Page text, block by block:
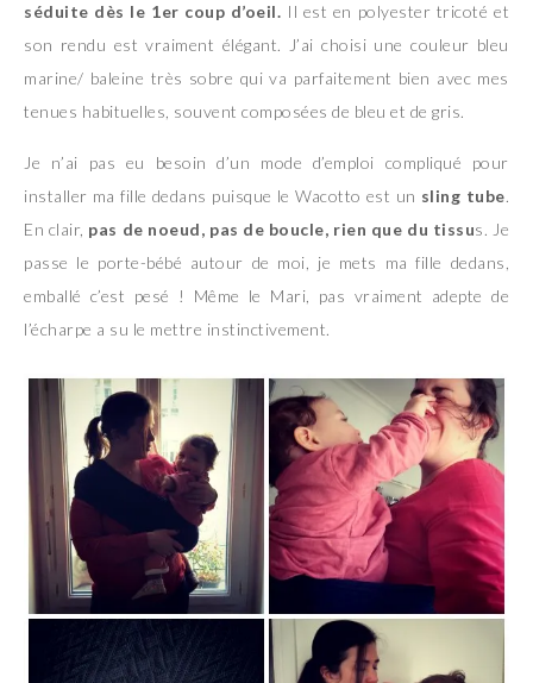
séduite dès le 1er coup d’oeil. Il est en polyester tricoté et
son rendu est vraiment élégant. J’ai choisi une couleur bleu
marine/ baleine très sobre qui va parfaitement bien avec mes
tenues habituelles, souvent composées de bleu et de gris.
Je n’ai pas eu besoin d’un mode d’emploi compliqué pour
installer ma fille dedans puisque le Wacotto est un sling tube.
En clair, pas de noeud, pas de boucle, rien que du tissus. Je
passe le porte-bébé autour de moi, je mets ma fille dedans,
emballé c’est pesé ! Même le Mari, pas vraiment adepte de
l’écharpe a su le mettre instinctivement.